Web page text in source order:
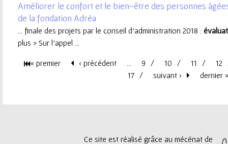
Améliorer le confort et le bien-être des personnes
de la fondation Adréa
... finale des projets par le conseil d'administration 2018 :
plus > Sur l'appel ...
« premier ‹ précédent 9 10 11
12
17
suivant › dernier
Ce site est réalisé grâce au mécénat de